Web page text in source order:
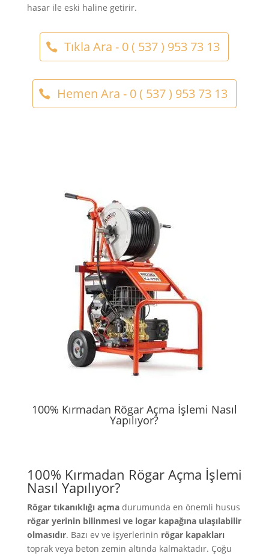
hasar ile eski haline getirir.
Tıkla Ara - 0 ( 537 ) 953 73 13
Hemen Ara - 0 ( 537 ) 953 73 13
100% Kırmadan Rögar Açma İşlemi Nasıl
Yapılıyor?
100% Kırmadan Rögar Açma İşlemi
Nasıl Yapılıyor?
Rögar tıkanıklığı açma durumunda en önemli husus
rögar yerinin bilinmesi ve logar kapağına ulaşılabilir
olmasıdır. Bazı ev ve işyerlerinin rögar kapakları
toprak veya beton zemin altında kalmaktadır. Çoğu